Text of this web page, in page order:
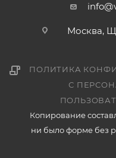
Москва,
ПОЛИТИКА
С
Копирование
ни было форме без